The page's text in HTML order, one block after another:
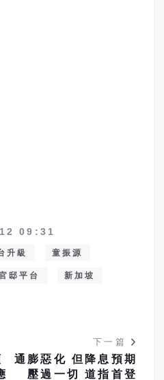
09:31
升級 童振源
邸平台 新加坡
下一篇
通膨惡化 但降息預期
壓過一切 道指首登